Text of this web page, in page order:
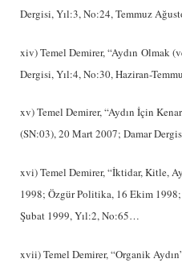
Dergisi, Yıl:3, No:24, Temmuz
xiv) Temel Demirer, “Aydın Olmak
Dergisi, Yıl:4, No:30, Haziran-
xv) Temel Demirer, “Aydın İçin
(SN:03), 20 Mart 2007; Damar
xvi) Temel Demirer, “İktidar, Kitle,
1998; Özgür Politika, 16 Ekim 1998;
Şubat 1999, Yıl:2, No:65…
xvii) Temel Demirer, “Organik